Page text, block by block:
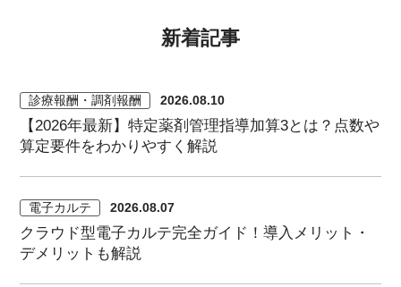
新着記事
診療報酬・調剤報酬 2026.08.10
【2026年最新】特定薬剤管理指導加算3とは？点数や
算定要件をわかりやすく解説
電子カルテ 2026.08.07
クラウド型電子カルテ完全ガイド！導入メリット・
デメリットも解説